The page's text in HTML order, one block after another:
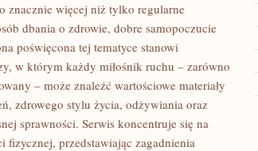
znacznie więcej niż tylko regularne
dbania o zdrowie, dobre samopoczucie
poświęcona tej tematyce stanowi
w którym każdy miłośnik ruchu – zarówno
– może znaleźć wartościowe materiały
zdrowego stylu życia, odżywiania oraz
sprawności. Serwis koncentruje się na
fizycznej, przedstawiając zagadnienia